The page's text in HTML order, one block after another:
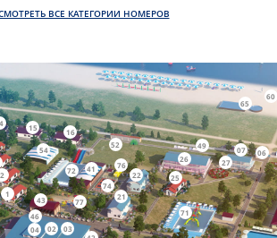
ВСЕ КАТЕГОРИИ НОМЕРОВ
1
02
2
03
04
06
07
15
16
21
22
25
26 27
41
43
46
49
52
54
60
65
71
72
74
76
77